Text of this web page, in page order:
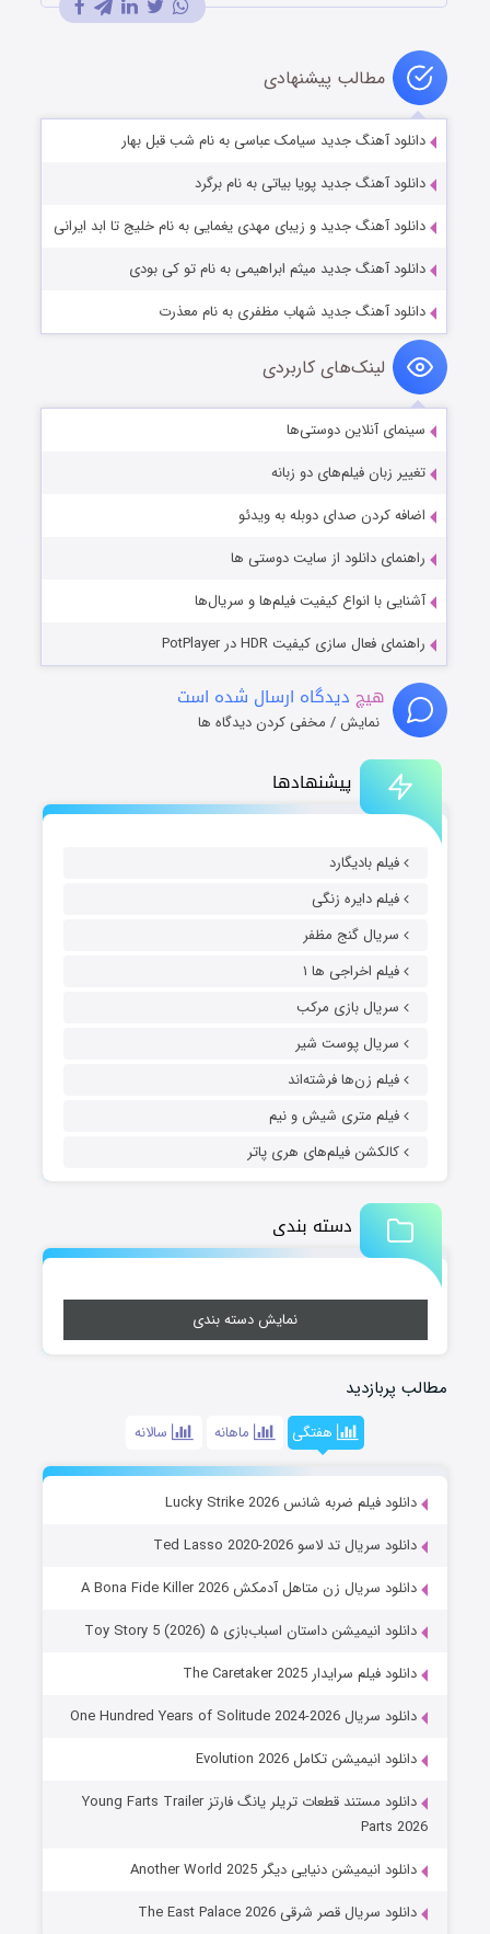
پیشنهادها
فیلم بادیگارد
فیلم دایره زنگی
سریال گنج مظفر
فیلم اخراجی ها ۱
سریال بازی مرکب
سریال پوست شیر
فیلم زن‌ها فرشته‌اند
فیلم متری شیش و نیم
کالکشن فیلم‌های هری پاتر
دسته بندی
نمایش دسته بندی
مطالب پربازدید
هفتگی ماهانه سالانه
دانلود فیلم ضربه شانس Lucky Strike 2026
دانلود سریال تد لاسو Ted Lasso 2020-2026
دانلود سریال زن متاهل آدمکش A Bona Fide Killer 2026
دانلود انیمیشن داستان اسباب‌بازی ۵ Toy Story 5 (2026)
دانلود فیلم سرایدار The Caretaker 2025
دانلود سریال One Hundred Years of Solitude 2024-2026
دانلود انیمیشن تکامل Evolution 2026
دانلود مستند قطعات تریلر یانگ فارتز Young Farts Trailer
Parts 2026
دانلود انیمیشن دنیایی دیگر Another World 2025
دانلود سریال قصر شرقی The East Palace 2026
مطالب پیشنهادی
دانلود آهنگ جدید سیامک عباسی به نام شب قبل بهار
دانلود آهنگ جدید پویا بیاتی به نام برگرد
دانلود آهنگ جدید و زیبای مهدی یغمایی به نام خلیج تا ابد ایرانی
دانلود آهنگ جدید میثم ابراهیمی به نام تو کی بودی
دانلود آهنگ جدید شهاب مظفری به نام معذرت
لینک‌های کاربردی
سینمای آنلاین دوستی‌ها
تغییر زبان فیلم‌های دو زبانه
اضافه کردن صدای دوبله به ویدئو
راهنمای دانلود از سایت دوستی ها
آشنایی با انواع کیفیت فیلم‌ها و سریال‌ها
راهنمای فعال سازی کیفیت HDR در PotPlayer
هیچ دیدگاه ارسال شده است
نمایش / مخفی کردن دیدگاه ها